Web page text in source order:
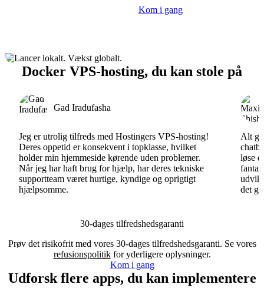
Kom i gang
Docker VPS-hosting, du kan stole på
Gad Iradufasha
Jeg er utrolig tilfreds med Hostingers VPS-hosting!
Deres oppetid er konsekvent i topklasse, hvilket
holder min hjemmeside kørende uden problemer.
Når jeg har haft brug for hjælp, har deres tekniske
supportteam været hurtige, kyndige og oprigtigt
hjælpsomme.
Alt
løse
det
30-dages tilfredshedsgaranti
Prøv det risikofrit med vores 30-dages tilfredshedsgaranti. Se vores
refusionspolitikfor yderligere oplysninger.
Kom i gang
Udforsk flere apps, du kan implementere